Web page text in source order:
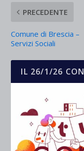
PRECEDENTE
Comune di Brescia –
Servizi Sociali
IL 26/1/26